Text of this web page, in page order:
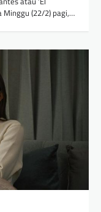
Minggu (22/2) pagi,…